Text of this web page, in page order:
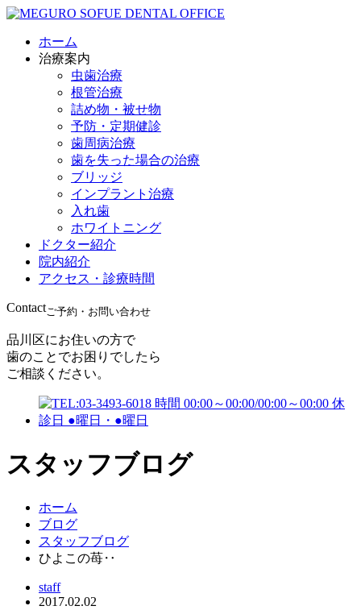
ホーム
治療案内
虫歯治療
根管治療
詰め物・被せ物
予防・定期健診
歯周病治療
歯を失った場合の治療
ブリッジ
インプラント治療
入れ歯
ホワイトニング
ドクター紹介
院内紹介
アクセス・診療時間
Contactご予約・お問い合わせ
品川区にお住いの方で
歯のことでお困りでしたら
ご相談ください。
スタッフブログ
ホーム
ブログ
スタッフブログ
ひよこの苺‥
staff
2017.02.02